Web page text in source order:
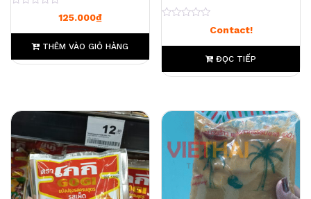
125.000₫
THÊM VÀO GIỎ HÀNG
Contact!
ĐỌC TIẾP